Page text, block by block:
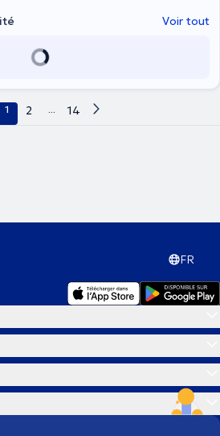
Voir tout
1 2 ... 14
FR